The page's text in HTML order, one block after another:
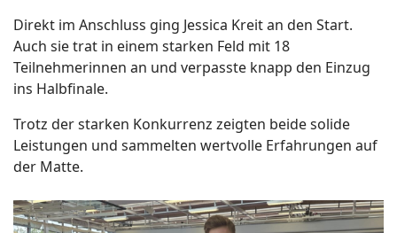
Direkt im Anschluss ging Jessica Kreit an den Start.
Auch sie trat in einem starken Feld mit 18
Teilnehmerinnen an und verpasste knapp den Einzug
ins Halbfinale.
Trotz der starken Konkurrenz zeigten beide solide
Leistungen und sammelten wertvolle Erfahrungen auf
der Matte.